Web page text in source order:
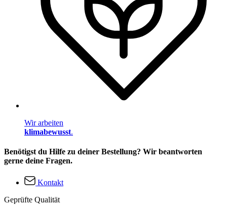
Wir arbeiten
klimabewusst.
Benötigst du Hilfe zu deiner Bestellung? Wir beantworten
gerne deine Fragen.
Kontakt
Geprüfte Qualität